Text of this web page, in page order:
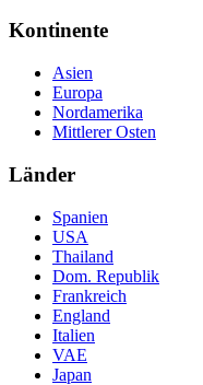
Kontinente
Asien
Europa
Nordamerika
Mittlerer Osten
Länder
Spanien
USA
Thailand
Dom. Republik
Frankreich
England
Italien
VAE
Japan